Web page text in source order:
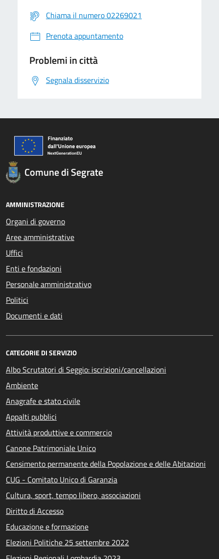
Chiama il numero 02269021
Prenota appuntamento
Problemi in città
Segnala disservizio
Comune di Segrate
AMMINISTRAZIONE
Organi di governo
Aree amministrative
Uffici
Enti e fondazioni
Personale amministrativo
Politici
Documenti e dati
CATEGORIE DI SERVIZIO
Albo Scrutatori di Seggio: iscrizioni/cancellazioni
Ambiente
Anagrafe e stato civile
Appalti pubblici
Attività produttive e commercio
Canone Patrimoniale Unico
Censimento permanente della Popolazione e delle Abitazioni
CUG - Comitato Unico di Garanzia
Cultura, sport, tempo libero, associazioni
Diritto di Accesso
Educazione e formazione
Elezioni Politiche 25 settembre 2022